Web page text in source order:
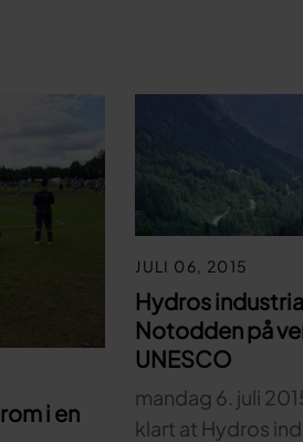
i en
JULI 06, 2015
Hydros
Notodden på
UNESCO
mandag 6. juli
klart at Hydros